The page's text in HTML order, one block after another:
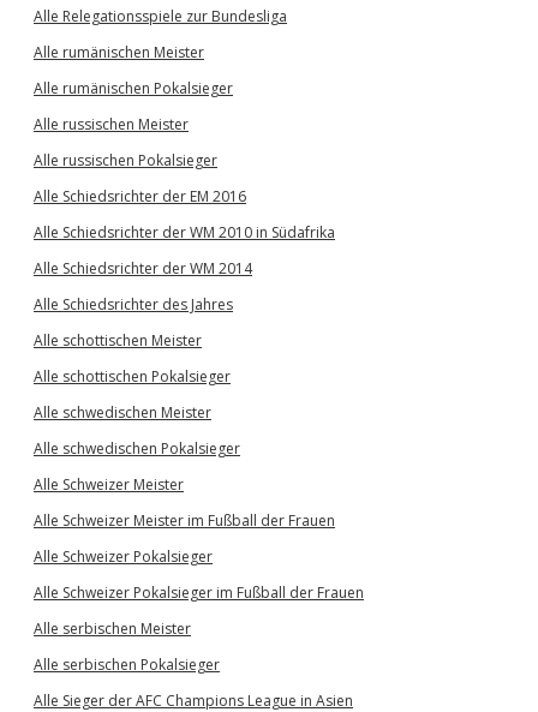
Alle Relegationsspiele zur Bundesliga
Alle rumänischen Meister
Alle rumänischen Pokalsieger
Alle russischen Meister
Alle russischen Pokalsieger
Alle Schiedsrichter der EM 2016
Alle Schiedsrichter der WM 2010 in Südafrika
Alle Schiedsrichter der WM 2014
Alle Schiedsrichter des Jahres
Alle schottischen Meister
Alle schottischen Pokalsieger
Alle schwedischen Meister
Alle schwedischen Pokalsieger
Alle Schweizer Meister
Alle Schweizer Meister im Fußball der Frauen
Alle Schweizer Pokalsieger
Alle Schweizer Pokalsieger im Fußball der Frauen
Alle serbischen Meister
Alle serbischen Pokalsieger
Alle Sieger der AFC Champions League in Asien